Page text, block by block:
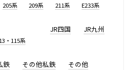
205系 209系 211系 E233系
・115系
JR四国 JR九州
鉄 その他私鉄 その他